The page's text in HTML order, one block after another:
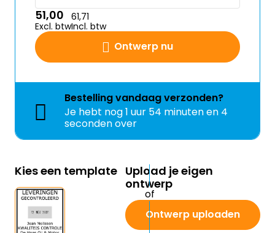
Ontwerp nu
51,00
Excl. btw
61,71
Incl. btw
Bestellingvandaagverzonden?
Je hebt nog1 uur 54 minuten en 4
seconden over
Kies een template Upload je eigen
ontwerp
Ontwerp uploaden